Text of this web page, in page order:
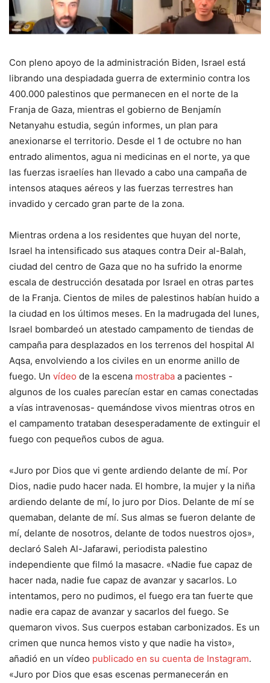
Con pleno apoyo de la administración Biden, Israel está
librando una despiadada guerra de exterminio contra los
400.000 palestinos que permanecen en el norte de la
Franja de Gaza, mientras el gobierno de Benjamín
Netanyahu estudia, según informes, un plan para
anexionarse el territorio. Desde el 1 de octubre no han
entrado alimentos, agua ni medicinas en el norte, ya que
las fuerzas israelíes han llevado a cabo una campaña de
intensos ataques aéreos y las fuerzas terrestres han
invadido y cercado gran parte de la zona.
Mientras ordena a los residentes que huyan del norte,
Israel ha intensificado sus ataques contra Deir al-Balah,
ciudad del centro de Gaza que no ha sufrido la enorme
escala de destrucción desatada por Israel en otras partes
de la Franja. Cientos de miles de palestinos habían huido a
la ciudad en los últimos meses. En la madrugada del lunes,
Israel bombardeó un atestado campamento de tiendas de
campaña para desplazados en los terrenos del hospital Al
Aqsa, envolviendo a los civiles en un enorme anillo de
fuego. Un vídeo de la escena mostraba a pacientes -
algunos de los cuales parecían estar en camas conectadas
a vías intravenosas- quemándose vivos mientras otros en
el campamento trataban desesperadamente de extinguir el
fuego con pequeños cubos de agua.
«Juro por Dios que vi gente ardiendo delante de mí. Por
Dios, nadie pudo hacer nada. El hombre, la mujer y la niña
ardiendo delante de mí, lo juro por Dios. Delante de mí se
quemaban, delante de mí. Sus almas se fueron delante de
mí, delante de nosotros, delante de todos nuestros ojos»,
declaró Saleh Al-Jafarawi, periodista palestino
independiente que filmó la masacre. «Nadie fue capaz de
hacer nada, nadie fue capaz de avanzar y sacarlos. Lo
intentamos, pero no pudimos, el fuego era tan fuerte que
nadie era capaz de avanzar y sacarlos del fuego. Se
quemaron vivos. Sus cuerpos estaban carbonizados. Es un
crimen que nunca hemos visto y que nadie ha visto»,
añadió en un vídeo publicado en su cuenta de Instagram.
«Juro por Dios que esas escenas permanecerán en